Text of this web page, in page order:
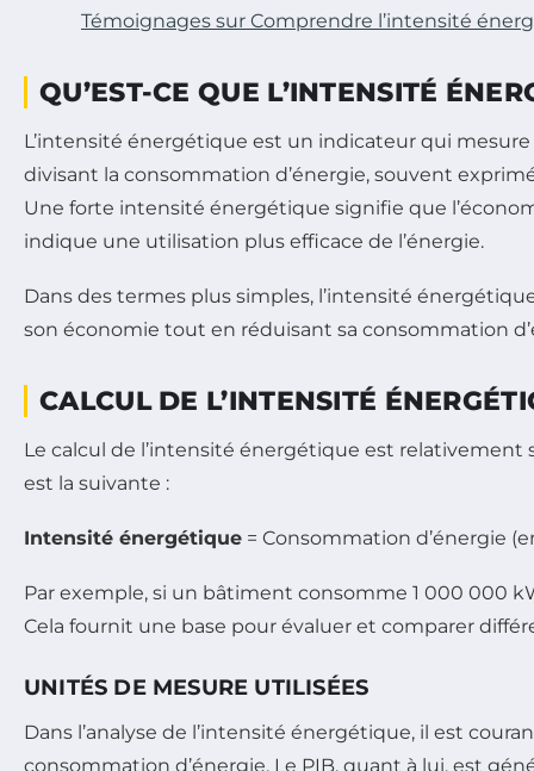
Témoignages sur Comprendre l’intensité
QU’EST-CE QUE L’INTENSITÉ
L’intensité énergétique est un indicateur qui
divisant la consommation d’énergie, souvent
Une forte intensité énergétique signifie que
indique une utilisation plus efficace de l’énergie.
Dans des termes plus simples, l’intensité
son économie tout en réduisant sa consommation
CALCUL DE L’INTENSITÉ
Le calcul de l’intensité énergétique est
est la suivante :
Intensité énergétique = Consommation d’énergie
Par exemple, si un bâtiment consomme 1 000 000
Cela fournit une base pour évaluer et comparer
UNITÉS DE MESURE UTILISÉES
Dans l’analyse de l’intensité énergétique, il est
consommation d’énergie. Le PIB, quant à lui, est